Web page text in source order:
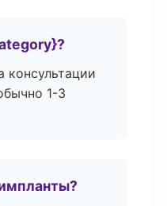
консультации
1-3